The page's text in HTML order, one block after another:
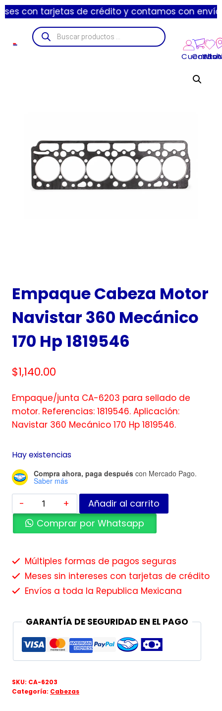
tarjetas de crédito y contamos con envíos
Cuenta
Carrito
Empaque Cabeza Motor
Navistar 360 Mecánico
170 Hp 1819546
$1,140.00
Empaque/junta CA-6203 para sellado de
motor. Referencias: 1819546. Aplicación:
Navistar 360 Mecánico 170 Hp 1819546.
Hay existencias
Compra ahora, paga después con Mercado Pago.
Saber más
Añadir al carrito
Comprar por Whatsapp
Múltiples formas de pagos seguras
Meses sin intereses con tarjetas de crédito
Envíos a toda la Republica Mexicana
GARANTÍA DE SEGURIDAD EN EL PAGO
SKU: CA-6203
Categoría: Cabezas